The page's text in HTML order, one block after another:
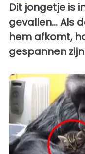
Dit jongetje is
gevallen... Als
hem afkomt,
gespannen